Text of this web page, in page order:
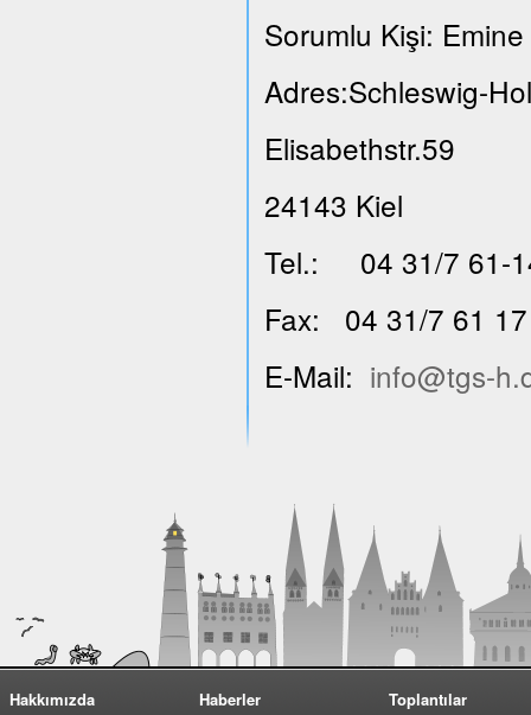
Sorumlu Kişi:
Adres:Schleswig-
Elisabethstr.59
24143 Kiel
Tel.: 04 31/7 61-
Fax: 04 31/7 61 17
E-Mail: info@tgs-
Hakkımızda
Haberler
Toplantılar